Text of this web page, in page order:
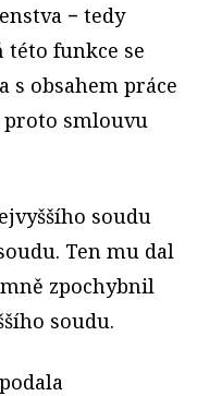
− tedy
funkce se
s obsahem práce
proto smlouvu
soudu
Ten mu dal
zpochybnil
soudu.